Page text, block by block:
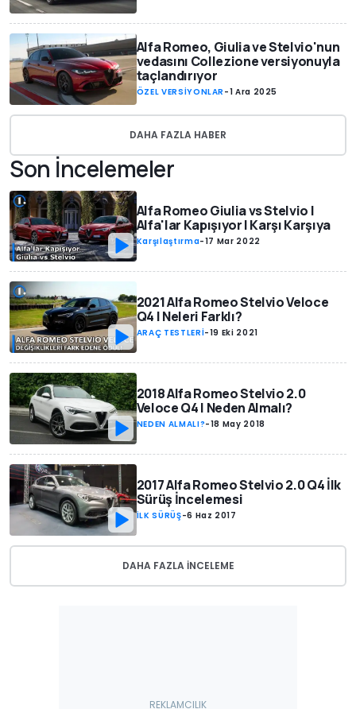
Alfa Romeo, Giulia ve Stelvio'nun
vedasını Collezione versiyonuyla
taçlandırıyor
ÖZEL VERSİYONLAR -1 Ara 2025
DAHA FAZLA HABER
Son İncelemeler
Alfa Romeo Giulia vs Stelvio |
Alfa'lar Kapışıyor | Karşı Karşıya
Karşılaştırma-17 Mar 2022
2021 Alfa Romeo Stelvio Veloce
Q4 | Neleri Farklı?
ARAÇ TESTLERİ-19 Eki 2021
2018 Alfa Romeo Stelvio 2.0
Veloce Q4 | Neden Almalı?
NEDEN ALMALI?-18 May 2018
2017 Alfa Romeo Stelvio 2.0 Q4 İlk
Sürüş İncelemesi
İLK SÜRÜŞ-6 Haz 2017
DAHA FAZLA INCELEME